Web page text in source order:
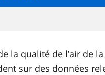
la qualité de l’air de la
sur des données